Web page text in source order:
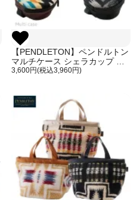
【PENDLETON】ペンドルトン
マルチケース シェラカップ ポ
ーチ アウトドア
3,600円(税込3,960円)